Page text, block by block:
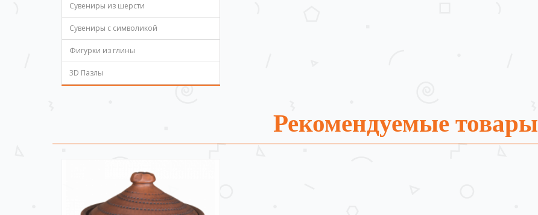
Сувениры из шерсти
Сувениры с символикой
Фигурки из глины
3D Пазлы
Рекомендуемые товары